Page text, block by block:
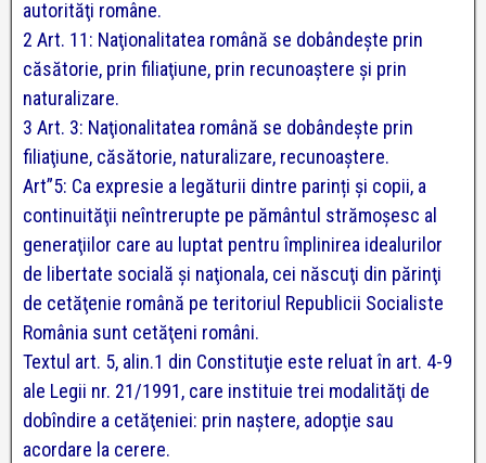
autorităţi române.
2 Art. 11: Naţionalitatea română se dobândeşte prin
căsătorie, prin filiaţiune, prin recunoaştere şi prin
naturalizare.
3 Art. 3: Naţionalitatea română se dobândeşte prin
filiaţiune, căsătorie, naturalizare, recunoaştere.
Art”5: Ca expresie a legăturii dintre parinți şi copii, a
continuităţii neîntrerupte pe pământul strămoşesc al
generaţiilor care au luptat pentru împlinirea idealurilor
de libertate socială şi naţionala, cei născuţi din părinţi
de cetăţenie română pe teritoriul Republicii Socialiste
România sunt cetăţeni români.
Textul art. 5, alin.1 din Constituţie este reluat în art. 4-9
ale Legii nr. 21/1991, care instituie trei modalităţi de
dobîndire a cetăţeniei: prin naştere, adopţie sau
acordare la cerere.